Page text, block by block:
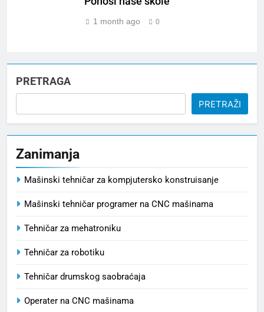
1 month ago 0
PRETRAGA
PRETRAŽI
Zanimanja
Mašinski tehničar za kompjutersko konstruisanje
Mašinski tehničar programer na CNC mašinama
Tehničar za mehatroniku
Tehničar za robotiku
Tehničar drumskog saobraćaja
Operater na CNC mašinama